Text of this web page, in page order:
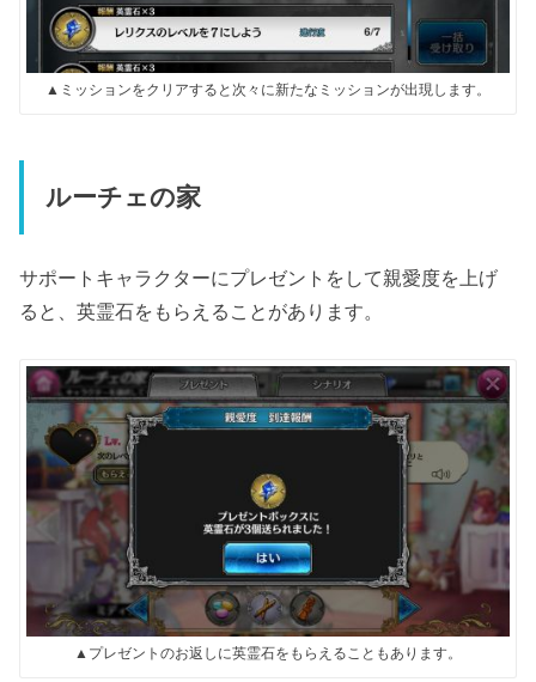
▲ミッションをクリアすると次々に新たなミッションが出現します。
ルーチェの家
サポートキャラクターにプレゼントをして親愛度を上げ
ると、英霊石をもらえることがあります。
▲プレゼントのお返しに英霊石をもらえることもあります。